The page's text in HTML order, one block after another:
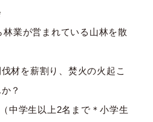
業が営まれている山林を散
材を薪割り、焚火の火起こ
？
中学生以上2名まで＊小学生